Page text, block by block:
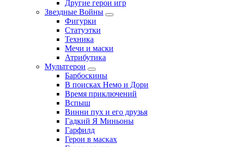
Другие герои игр
Звездные Войны
Фигурки
Статуэтки
Техника
Мечи и маски
Атрибутика
Мультгерои
Барбоскины
В поисках Немо и Дори
Время приключений
Вспыш
Винни пух и его друзья
Гадкий Я Миньоны
Гарфилд
Герои в масках